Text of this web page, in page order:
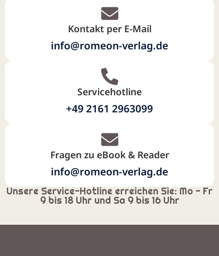
Kontakt per E-Mail
info@romeon-verlag.de
Servicehotline
+49 2161 2963099
Fragen zu eBook & Reader
info@romeon-verlag.de
Unsere Service-Hotline erreichen Sie: Mo - Fr
9 bis 18 Uhr und Sa 9 bis 16 Uhr